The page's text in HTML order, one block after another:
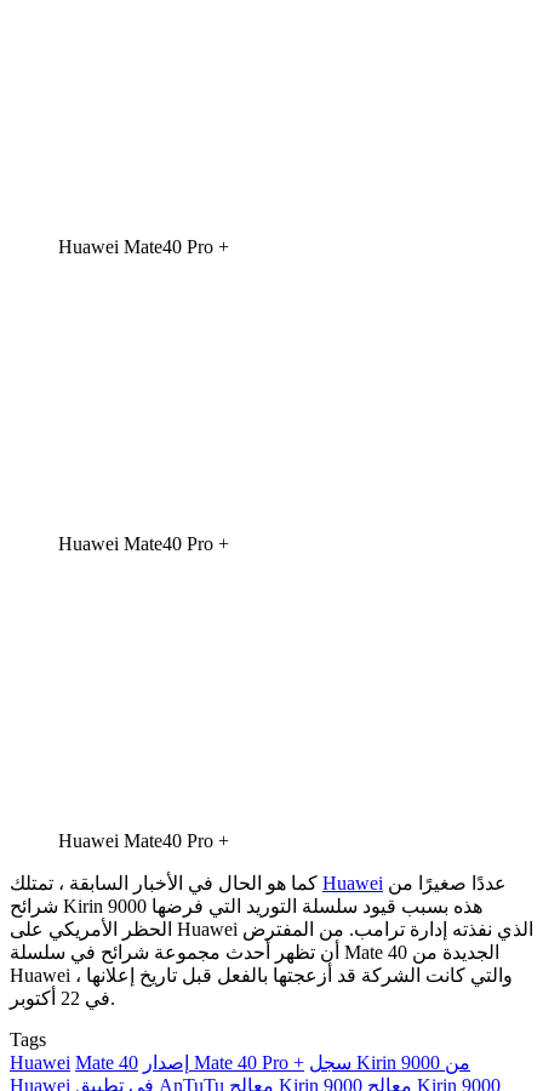
Huawei Mate40 Pro +
Huawei Mate40 Pro +
Huawei Mate40 Pro +
Huawei
شرائح Kirin 9000 هذه بسبب قيود سلسلة التوريد التي فرضها
الحظر الأمريكي على Huawei الذي نفذته إدارة ترامب. من المفترض
أن تظهر أحدث مجموعة شرائح في سلسلة Mate 40 الجديدة من
Huawei ، والتي كانت الشركة قد أزعجتها بالفعل قبل تاريخ إعلانها
في 22 أكتوبر.
Tags
Huawei Mate 40 إصدار Mate 40 Pro + سجل Kirin 9000 من
Huawei في تطبيق AnTuTu
معالج Kirin 9000 معالج Kirin 9000